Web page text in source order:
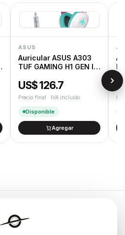
ASUS
Auricular ASUS A303
TUF GAMING H1 GEN II
EDITION
US$ 126.7
Precio final · IVA incluido
Disponible
Agregar
Endurances